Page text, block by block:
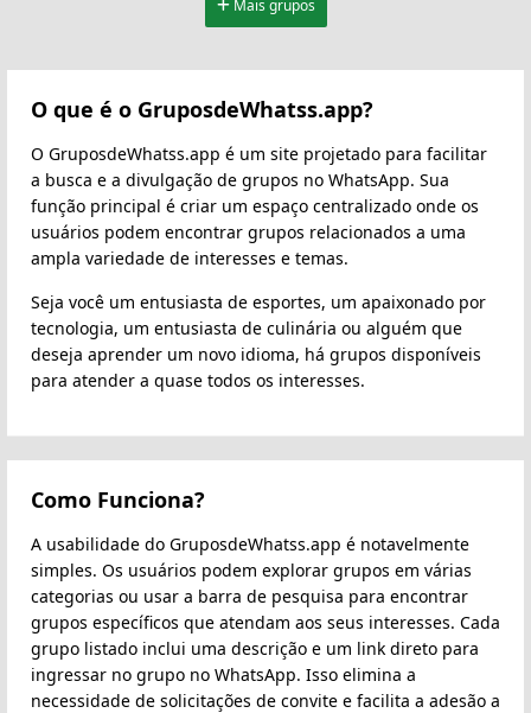
Mais grupos
O que é o GruposdeWhatss.app?
O GruposdeWhatss.app é um site projetado para facilitar
a busca e a divulgação de grupos no WhatsApp. Sua
função principal é criar um espaço centralizado onde os
usuários podem encontrar grupos relacionados a uma
ampla variedade de interesses e temas.
Seja você um entusiasta de esportes, um apaixonado por
tecnologia, um entusiasta de culinária ou alguém que
deseja aprender um novo idioma, há grupos disponíveis
para atender a quase todos os interesses.
Como Funciona?
A usabilidade do GruposdeWhatss.app é notavelmente
simples. Os usuários podem explorar grupos em várias
categorias ou usar a barra de pesquisa para encontrar
grupos específicos que atendam aos seus interesses. Cada
grupo listado inclui uma descrição e um link direto para
ingressar no grupo no WhatsApp. Isso elimina a
necessidade de solicitações de convite e facilita a adesão a